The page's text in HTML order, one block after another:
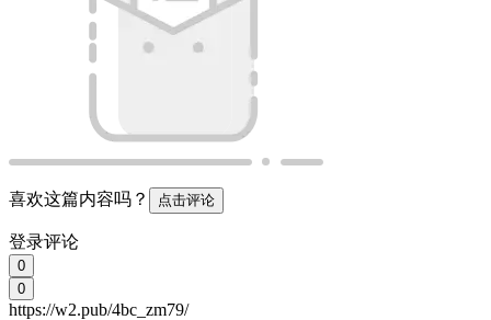
喜欢这篇内容吗？ 点击评论
登录评论
0
0
https://w2.pub/4bc_zm79/